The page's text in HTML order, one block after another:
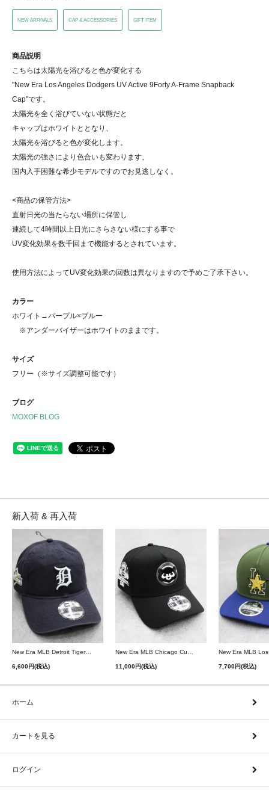
NEW ARRIVALS CAP & ACCESSORIES GIFT ITEM
商品説明
こちらは太陽光を浴びると色が変化する
"New Era Los Angeles Dodgers UV Active 9Forty A-Frame Snapback
Cap"です。
太陽光を全く浴びていない状態だと
キャップはホワイトととなり、
太陽光を浴びると色が変化します。
太陽光の強さにより色合いも変わります。
国内入手困難な希少モデルですのでお見逃しなく。
<商品の保管方法>
直射日光の当たらない場所に保管し
連続して4時間以上日光にさらさない様にする事で
UV変化効果を数千回まで機能するとされています。
使用方法によってUV変化効果の回数は異なりますので予めご了承下さい。
カラー
ホワイト→パープル×ブルー
※アンダーバイザーはホワイトのままです。
サイズ
フリー（※サイズ調整可能です）
ブログ
MOXOF BLOG
新入荷 & 再入荷
New Era MLB Detroit Tigers Postseason 9Twenty Strapback Cap - Navy
6,600円(税込) 11,000円(税込) 7,700円(税込)
ホーム
カートを見る
ログイン